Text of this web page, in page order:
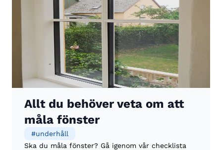
Allt du behöver veta om att
måla fönster
#underhåll
Ska du måla fönster? Gå igenom vår checklista